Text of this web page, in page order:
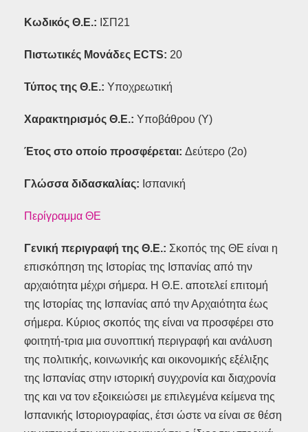
Κωδικός Θ.Ε.: ΙΣΠ21
Πιστωτικές Μονάδες ECTS: 20
Τύπος της Θ.Ε.: Yποχρεωτική
Χαρακτηρισμός Θ.Ε.: Υποβάθρου (Υ)
Έτος στο οποίο προσφέρεται: Δεύτερο (2ο)
Γλώσσα διδασκαλίας: Ισπανική
Περίγραμμα ΘΕ
Γενική περιγραφή της Θ.Ε.: Σκοπός της ΘΕ είναι η
επισκόπηση της Ιστορίας της Ισπανίας από την
αρχαιότητα μέχρι σήμερα. Η Θ.Ε. αποτελεί επιτομή
της Ιστορίας της Ισπανίας από την Αρχαιότητα έως
σήμερα. Κύριος σκοπός της είναι να προσφέρει στο
φοιτητή-τρια μια συνοπτική περιγραφή και ανάλυση
της πολιτικής, κοινωνικής και οικονομικής εξέλιξης
της Ισπανίας στην ιστορική συγχρονία και διαχρονία
της και να τον εξοικειώσει με επιλεγμένα κείμενα της
Ισπανικής Ιστοριογραφίας, έτσι ώστε να είναι σε θέση